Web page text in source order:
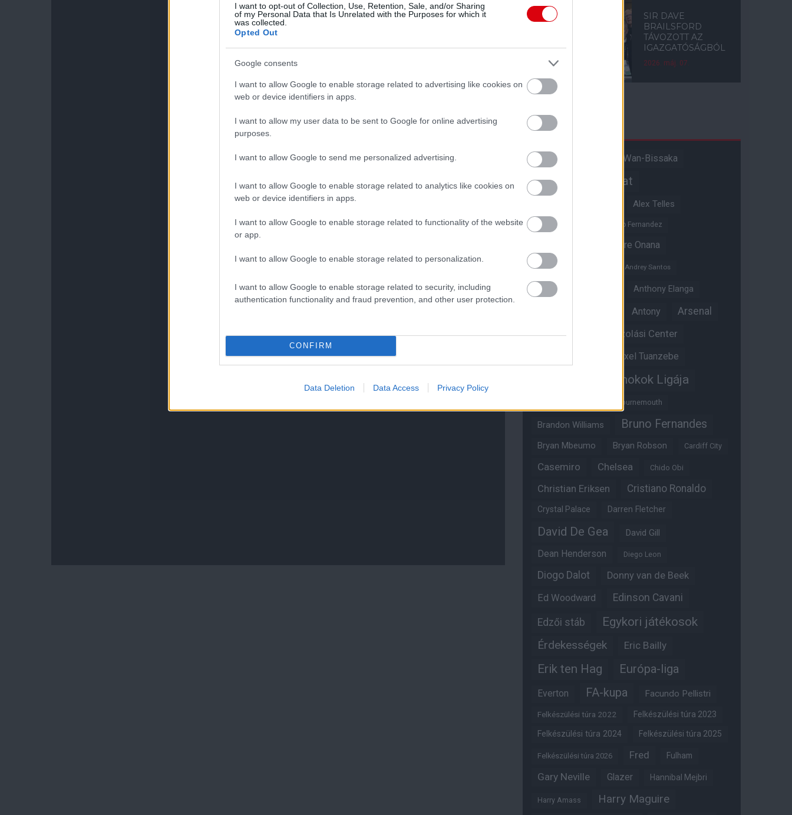
I want to opt-out of Collection, Use, Retention, Sale, and/or Sharing
of my Personal Data that Is Unrelated with the Purposes for which it
was collected.
Opted Out
Google consents
I want to allow Google to enable storage related to advertising like cookies on
web or device identifiers in apps.
I want to allow my user data to be sent to Google for online advertising
purposes.
I want to allow Google to send me personalized advertising.
I want to allow Google to enable storage related to analytics like cookies on
web or device identifiers in apps.
I want to allow Google to enable storage related to functionality of the website
or app.
I want to allow Google to enable storage related to personalization.
I want to allow Google to enable storage related to security, including
authentication functionality and fraud prevention, and other user protection.
CONFIRM
Data Deletion Data Access Privacy Policy
SIR DAVE
BRAILSFORD
TÁVOZOTT AZ
IGAZGATÓSÁGBÓL
2026. máj. 07.
Címkék
A hangadó Aaron Wan-Bissaka
Akadémiai csapat
Alex Telles
Altay Bayindir Alvaro Fernandez
Andre Onana
Andreas Pereira
Andrey Santos
Angol válogatott Anthony Elanga
Antony Arsenal
Aston Villa Átigazolási Center
Axel Tuanzebe
Bajnokok Ligája
Bournemouth
Brandon Williams Bruno Fernandes
Bryan Mbeumo Bryan Robson Cardiff City
Casemiro Chelsea Chido Obi
Christian Eriksen Cristiano Ronaldo
Crystal Palace Darren Fletcher
David De Gea David Gill
Dean Henderson Diego Leon
Diogo Dalot
Donny van de Beek
Ed Woodward
Edinson Cavani
Edzői stáb Egykori játékosok
Érdekességek Eric Bailly
Erik ten Hag Európa-liga
Everton FA-kupa Facundo Pellistri
Felkészülési túra 2022 Felkészülési túra 2023
Felkészülési túra 2024 Felkészülési túra 2025
Felkészülési túra 2026 Fred Fulham
Gary Neville Glazer Hannibal Mejbri
Harry Amass Harry Maguire